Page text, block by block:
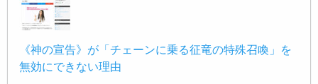
《神の宣告》が「チェーンに乗る征竜の特殊召喚」を
無効にできない理由